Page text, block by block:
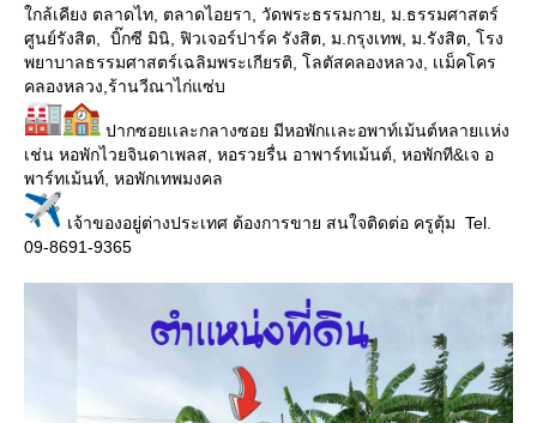
ใกล้เคียง ตลาดไท, ตลาดไอยรา, วัดพระธรรมกาย, ม.ธรรมศาสตร์
ศูนย์รังสิต, บิ๊กซี มินิ, ฟิวเจอร์ปาร์ค รังสิต, ม.กรุงเทพ, ม.รังสิต, โรง
พยาบาลธรรมศาสตร์เฉลิมพระเกียรติ, โลตัสคลองหลวง, เเม็คโคร
คลองหลวง,ร้านวีณาไก่แซ่บ
ปากซอยเเละกลางซอย มีหอพักเเละอพาท์เม้นต์หลายเเห่ง
เช่น หอพักไวยจินดาเพลส, หอรวยรื่น อาพาร์ทเม้นต์, หอพักที&เจ อ
พาร์ทเม้นท์, หอพักเทพมงคล
เจ้าของอยู่ต่างประเทศ ต้องการขาย สนใจติดต่อ ครูตุ้ม Tel.
09-8691-9365